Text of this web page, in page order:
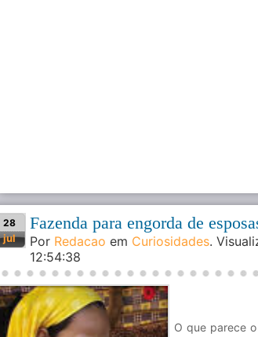
28
jul
Fazenda para engorda de
Por Redacao em Curiosidades.
12:54:38
O que parece